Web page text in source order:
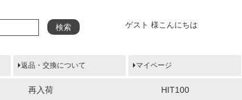
ゲスト 様こんにちは
検索
返品・交換について マイページ
再入荷 HIT100